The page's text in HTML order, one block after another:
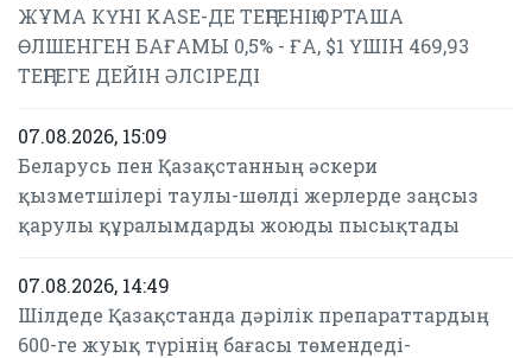
ЖҰМА КҮНІ KASE-ДЕ ТЕҢГЕНІҢ ОРТАША
ӨЛШЕНГЕН БАҒАМЫ 0,5% - ҒА, $1 ҮШІН 469,93
ТЕҢГЕГЕ ДЕЙІН ӘЛСІРЕДІ
07.08.2026, 15:09
Беларусь пен Қазақстанның әскери
қызметшілері таулы-шөлді жерлерде заңсыз
қарулы құралымдарды жоюды пысықтады
07.08.2026, 14:49
Шілдеде Қазақстанда дәрілік препараттардың
600-ге жуық түрінің бағасы төмендеді-